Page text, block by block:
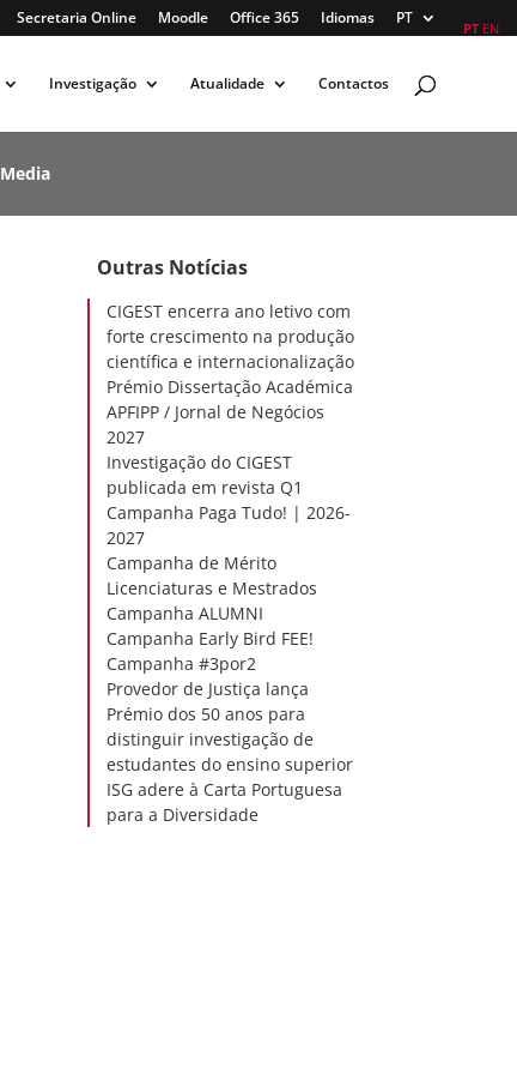
Secretaria Online Moodle Office 365 Idiomas PT
Investigação Atualidade Contactos
Media
Outras Notícias
CIGEST encerra ano letivo com
forte crescimento na produção
científica e internacionalização
Prémio Dissertação Académica
APFIPP / Jornal de Negócios
2027
Investigação do CIGEST
publicada em revista Q1
Campanha Paga Tudo! | 2026-
2027
Campanha de Mérito
Licenciaturas e Mestrados
Campanha ALUMNI
Campanha Early Bird FEE!
Campanha #3por2
Provedor de Justiça lança
Prémio dos 50 anos para
distinguir investigação de
estudantes do ensino superior
ISG adere à Carta Portuguesa
para a Diversidade
PT EN